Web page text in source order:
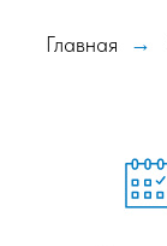
Главная →